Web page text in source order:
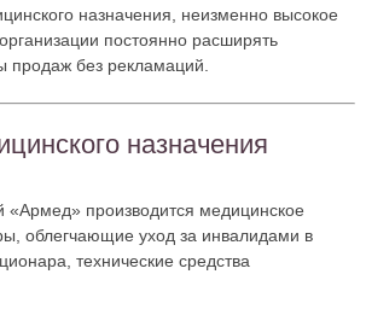
назначения, неизменно высокое
постоянно расширять
без рекламаций.
назначения
«Армед» производится медицинское
облегчающие уход за инвалидами в
технические средства